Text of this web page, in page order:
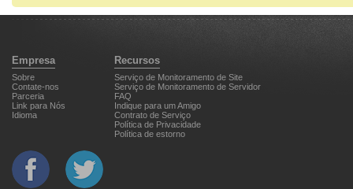
Empresa
Sobre
Contate-nos
Parceria
Link para Nós
Idioma
Recursos
Serviço de Monitoramento de Site
Serviço de Monitoramento de Servidor
FAQ
Indique para um Amigo
Contrato de Serviço
Política de Privacidade
Política de estorno